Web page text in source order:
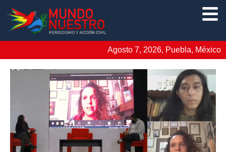
Agosto 7, 2026, Puebla, México